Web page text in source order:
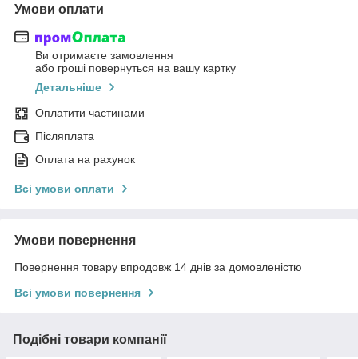
Умови оплати
Ви отримаєте замовлення
або гроші повернуться на вашу картку
Детальніше
Оплатити частинами
Післяплата
Оплата на рахунок
Всі умови оплати
Умови повернення
Повернення товару впродовж 14 днів за домовленістю
Всі умови повернення
Подібні товари компанії